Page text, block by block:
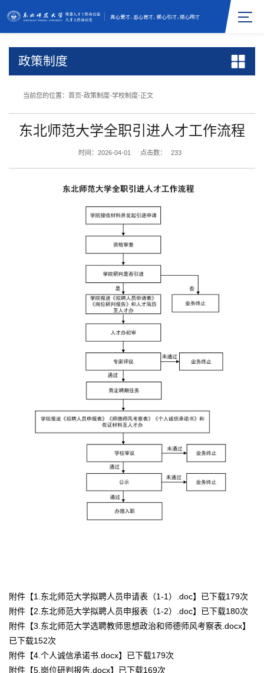
政策制度
当前您的位置： 首页-政策制度-学校制度-正文
东北师范大学全职引进人才工作流程
时间：2026-04-01 点击数： 233
附件【1.东北师范大学拟聘人员申请表（1-1）.doc】已下载179次
附件【2.东北师范大学拟聘人员申报表（1-2）.doc】已下载180次
附件【3.东北师范大学选聘教师思想政治和师德师风考察表.docx】
已下载152次
附件【4.个人诚信承诺书.docx】已下载179次
附件【5.岗位研判报告.docx】已下载169次